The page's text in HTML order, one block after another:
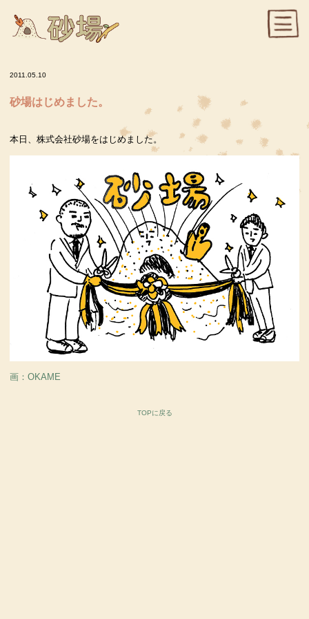
2011.05.10
砂場はじめました。
本日、株式会社砂場をはじめました。
画：OKAME
TOPに戻る